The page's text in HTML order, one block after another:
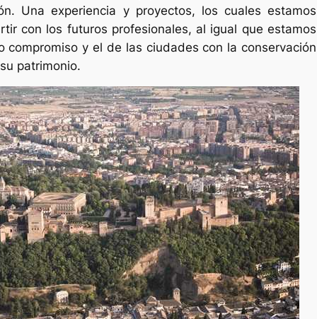
Una experiencia y proyectos, los cuales estamos
con los futuros profesionales, al igual que estamos
compromiso y el de las ciudades con la conservación
patrimonio.